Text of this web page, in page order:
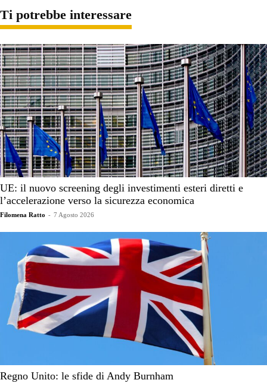
Ti potrebbe interessare
UE: il nuovo screening degli investimenti esteri diretti e
l’accelerazione verso la sicurezza economica
Filomena Ratto - 7 Agosto 2026
Regno Unito: le sfide di Andy Burnham